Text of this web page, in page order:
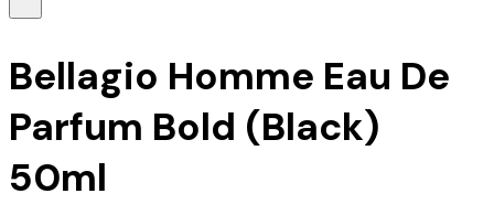
Bellagio Homme Eau De
Parfum Bold (Black)
50ml